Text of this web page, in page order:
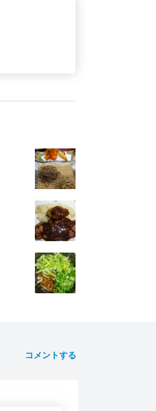
コメントする